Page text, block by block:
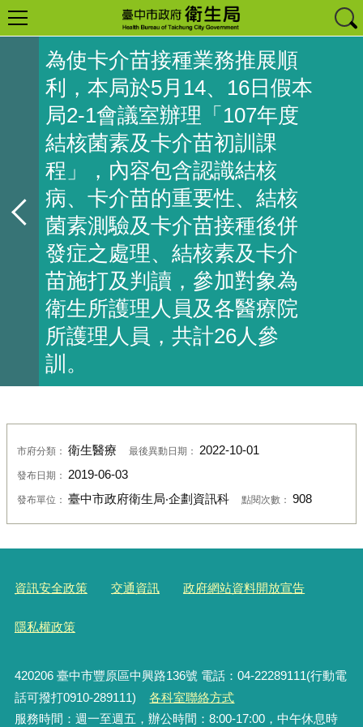
為使卡介苗接種業務推展順
利，本局於5月14、16日假本
局2-1會議室辦理「107年度
結核菌素及卡介苗初訓課
程」，內容包含認識結核
病、卡介苗的重要性、結核
菌素測驗及卡介苗接種後併
發症之處理、結核素及卡介
苗施打及判讀，參加對象為
衛生所護理人員及各醫療院
所護理人員，共計26人參
訓。
市府分類： 衛生醫療 最後異動日期： 2022-10-01
發布日期： 2019-06-03
發布單位： 臺中市政府衛生局‧企劃資訊科 點閱次數： 908
資訊安全政策 交通資訊 政府網站資料開放宣告
隱私權政策
420206臺中市豐原區中興路136號 電話：04-22289111(行動電
話可撥打0910-289111)
各科室聯絡方式
服務時間：週一至週五，辦公時間：8:00-17:00，中午休息時